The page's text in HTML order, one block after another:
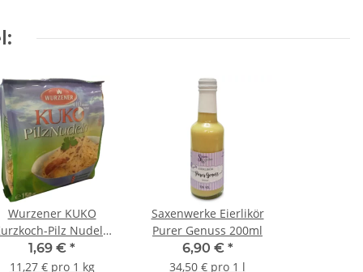
Wurzener KUKO
Pilz Nudeln
150g
1,69 € *
11,27 € pro 1 kg
Saxenwerke Eierlikör
Purer Genuss 200ml
6,90 € *
34,50 € pro 1 l